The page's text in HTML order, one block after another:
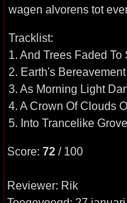
wagen alvorens tot
Tracklist:
1. And Trees Faded To
2. Earth's Bereavement
3. As Morning Light
4. A Crown Of Clouds
5. Into Trancelike
Score: 72 / 100
Reviewer: Rik